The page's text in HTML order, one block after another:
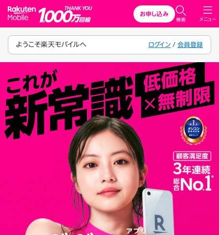
Rakuten Mobile
メニュー
検索
お申し込み
ようこそ楽天モバイルへ ログイン / 会員登録